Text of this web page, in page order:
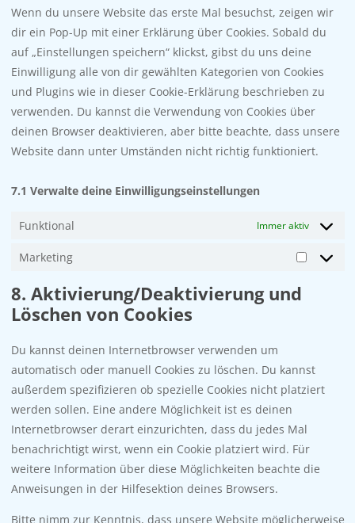
sonstiges
Wenn du unsere Website das erste Mal besuchst, zeigen wir
dir ein Pop-Up mit einer Erklärung über Cookies. Sobald du
auf „Einstellungen speichern“ klickst, gibst du uns deine
Einwilligung alle von dir gewählten Kategorien von Cookies
und Plugins wie in dieser Cookie-Erklärung beschrieben zu
verwenden. Du kannst die Verwendung von Cookies über
deinen Browser deaktivieren, aber bitte beachte, dass unsere
Website dann unter Umständen nicht richtig funktioniert.
7.1 Verwalte deine Einwilligungseinstellungen
Funktional Immer aktiv
Marketing
8. Aktivierung/Deaktivierung und
Löschen von Cookies
Du kannst deinen Internetbrowser verwenden um
automatisch oder manuell Cookies zu löschen. Du kannst
außerdem spezifizieren ob spezielle Cookies nicht platziert
werden sollen. Eine andere Möglichkeit ist es deinen
Internetbrowser derart einzurichten, dass du jedes Mal
benachrichtigt wirst, wenn ein Cookie platziert wird. Für
weitere Information über diese Möglichkeiten beachte die
Anweisungen in der Hilfesektion deines Browsers.
Bitte nimm zur Kenntnis, dass unsere Website möglicherweise